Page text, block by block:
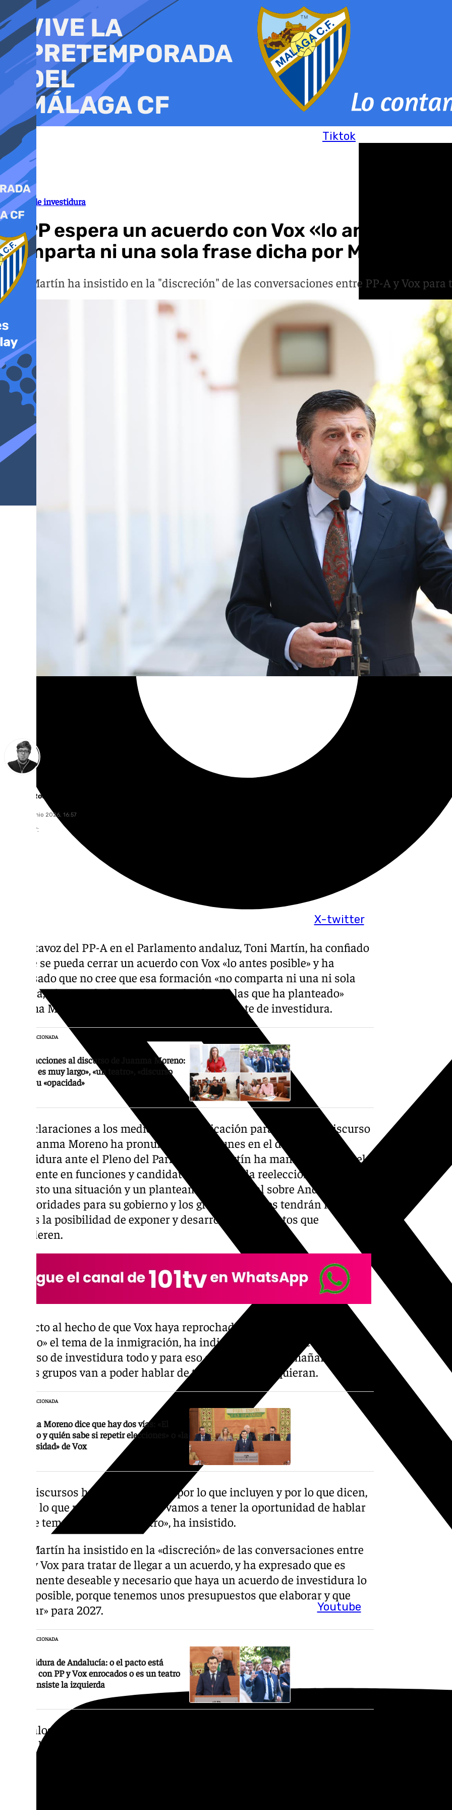
al
contenido
Tiktok
X-twitter
Youtube
Debate de investidura
El PP espera un acuerdo con Vox «lo antes
comparta ni una sola frase dicha por Moreno»
Toni Martín ha insistido en la "discreción" de las conversaciones entre PP-A y Vox
Enrique Rodríguez
lunes, 29 junio 2026, 16:57
Compartir:
El portavoz del PP-A en el Parlamento andaluz, Toni Martín, ha confiado
en que se pueda cerrar un acuerdo con Vox «lo antes posible» y ha
expresado que no cree que esa formación «no comparta ni una ni sola
palabra, ni una sola frase, ni una sola idea de las que ha planteado»
Juanma Moreno durante su discurso en el debate de investidura.
NOTICIA RELACIONADA
Las reacciones al discurso de Juanma Moreno:
«El día es muy largo», «un teatro», «discurso
vacío» u «opacidad»
En declaraciones a los medios de comunicación para valorar el discurso
que Juanma Moreno ha pronunciado este lunes en el debate de
investidura ante el Pleno del Parlamento, Martín ha manifestado que el
presidente en funciones y candidato del PP-A a la reelección ha
expuesto una situación y un planteamiento general sobre Andalucía y
las prioridades para su gobierno y los grupos políticos tendrán mañana
martes la posibilidad de exponer y desarrollar los asuntos que
consideren.
Respecto al hecho de que Vox haya reprochado a Moreno que no haya
«tocado» el tema de la inmigración, ha indicado que «no cabe en un
discurso de investidura todo y para eso está el debate de mañana, en el
que los grupos van a poder hablar de todo lo que ellos quieran.
NOTICIA RELACIONADA
Juanma Moreno dice que hay dos vías: «El
bloqueo y quién sabe si repetir elecciones» o «la
generosidad» de Vox
«Los discursos hay que valorarlos por lo que incluyen y por lo que dicen,
no por lo que no dicen. Mañana vamos a tener la oportunidad de hablar
de este tema y de cualquier otro», ha insistido.
Toni Martín ha insistido en la «discreción» de las conversaciones entre
PP-A y Vox para tratar de llegar a un acuerdo, y ha expresado que es
«totalmente deseable y necesario que haya un acuerdo de investidura lo
antes posible, porque tenemos unos presupuestos que elaborar y que
aprobar» para 2027.
NOTICIA RELACIONADA
Investidura de Andalucía: o el pacto está
helado con PP y Vox enrocados o es un teatro
como insiste la izquierda
«El diálogo y la negociación continúa y nuestro deseo, lógicamente, es
que se llegue a un acuerdo lo antes posible», ha recalcado.